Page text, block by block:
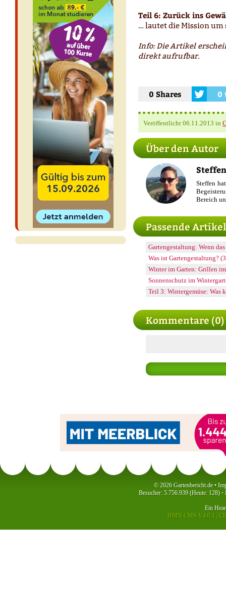
Teil 6: Zurück ins
… lautet die Mission
Info: Die Artikel
direkt aufrufbar.
0 Shares 0
Veröffentlicht 06.11.2013 in
Über den Autor
Steffen
Bereich
Passende Artikel
Gartengestaltung: Wenn
Was ist Gartengestaltung?
Winter im Garten: Grillen
Sonnenschutz im
Teil 3: Wintergemüse: Was
Kommentare (0)
© 2026 Gartenbericht.de •
Besucher: 5.756.939 (Heute: 128) ·
Ein
HMN CMS V4.0.1 |